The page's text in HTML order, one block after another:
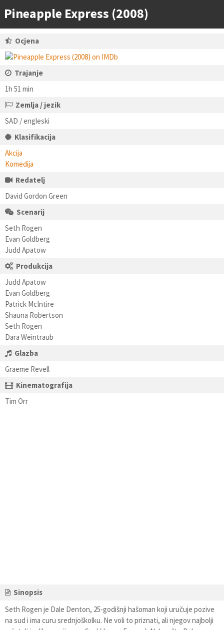
Pineapple Express (2008)
Ocjena
Trajanje
1h 51 min
Zemlja / jezik
SAD / engleski
Klasifikacija
Akcija
Komedija
Redatelj
David Gordon Green
Scenarij
Seth Rogen
Evan Goldberg
Judd Apatow
Produkcija
Judd Apatow
Evan Goldberg
Patrick McIntire
Shauna Robertson
Seth Rogen
Dara Weintraub
Glazba
Graeme Revell
Kinematografija
Tim Orr
Sinopsis
Seth Rogen je Dale Denton, 25-godišnji hašoman koji uručuje pozive
na sud i ima curu srednjoškolku. Ne voli to priznati, ali njegov najbolji